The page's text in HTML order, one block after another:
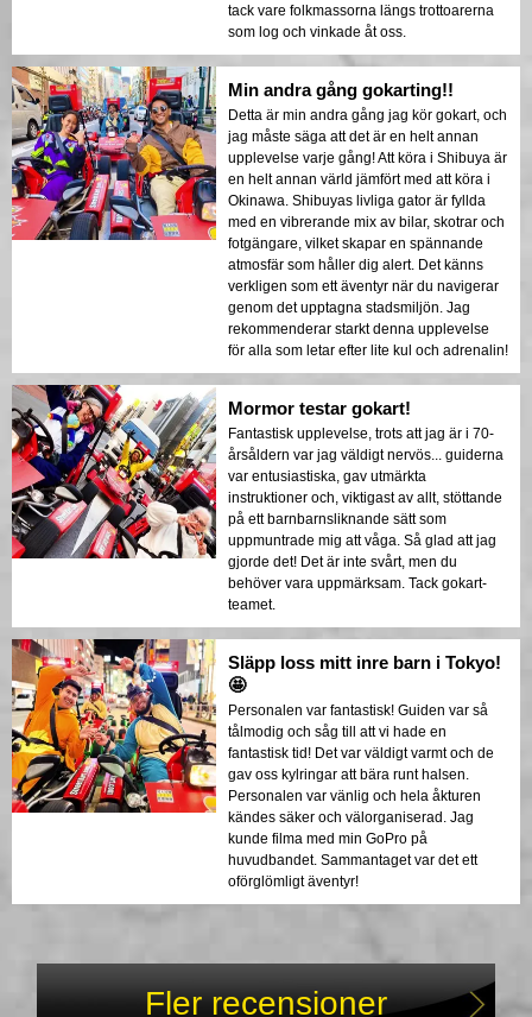
tack vare folkmassorna längs trottoarerna
som log och vinkade åt oss.
Min andra gång gokarting!!
Detta är min andra gång jag kör gokart, och
jag måste säga att det är en helt annan
upplevelse varje gång! Att köra i Shibuya är
en helt annan värld jämfört med att köra i
Okinawa. Shibuyas livliga gator är fyllda
med en vibrerande mix av bilar, skotrar och
fotgängare, vilket skapar en spännande
atmosfär som håller dig alert. Det känns
verkligen som ett äventyr när du navigerar
genom det upptagna stadsmiljön. Jag
rekommenderar starkt denna upplevelse
för alla som letar efter lite kul och adrenalin!
Mormor testar gokart!
Fantastisk upplevelse, trots att jag är i 70-
årsåldern var jag väldigt nervös... guiderna
var entusiastiska, gav utmärkta
instruktioner och, viktigast av allt, stöttande
på ett barnbarnsliknande sätt som
uppmuntrade mig att våga. Så glad att jag
gjorde det! Det är inte svårt, men du
behöver vara uppmärksam. Tack gokart-
teamet.
Släpp loss mitt inre barn i Tokyo!
🤩
Personalen var fantastisk! Guiden var så
tålmodig och såg till att vi hade en
fantastisk tid! Det var väldigt varmt och de
gav oss kylringar att bära runt halsen.
Personalen var vänlig och hela åkturen
kändes säker och välorganiserad. Jag
kunde filma med min GoPro på
huvudbandet. Sammantaget var det ett
oförglömligt äventyr!
Fler recensioner